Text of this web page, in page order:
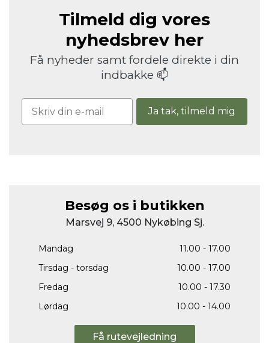
Tilmeld dig vores
nyhedsbrev her
Få nyheder samt fordele direkte i din
indbakke 📫
Ja tak, tilmeld mig
Besøg os i butikken
Marsvej 9, 4500 Nykøbing Sj.
Mandag
11.00 - 17.00
Tirsdag - torsdag
10.00 - 17.00
Fredag
10.00 - 17.30
Lørdag
10.00 - 14.00
Få rutevejledning